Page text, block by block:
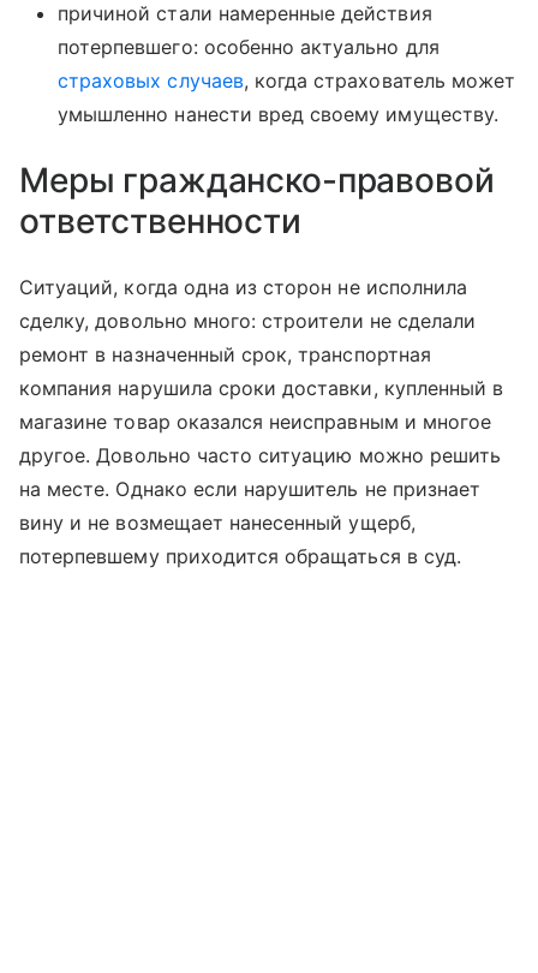
причиной стали намеренные действия
потерпевшего: особенно актуально для
страховых случаев, когда страхователь может
умышленно нанести вред своему имуществу.
Меры гражданско-правовой
ответственности
Ситуаций, когда одна из сторон не исполнила
сделку, довольно много: строители не сделали
ремонт в назначенный срок, транспортная
компания нарушила сроки доставки, купленный в
магазине товар оказался неисправным и многое
другое. Довольно часто ситуацию можно решить
на месте. Однако если нарушитель не признает
вину и не возмещает нанесенный ущерб,
потерпевшему приходится обращаться в суд.